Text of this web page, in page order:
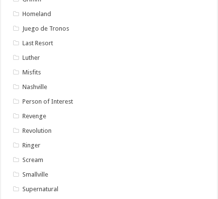
Homeland
Juego de Tronos
Last Resort
Luther
Misfits
Nashville
Person of Interest
Revenge
Revolution
Ringer
Scream
Smallville
Supernatural